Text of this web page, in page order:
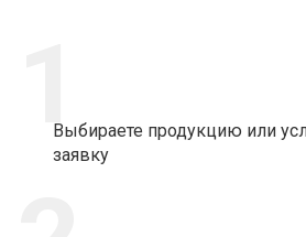
Выбираете продукцию или
заявку